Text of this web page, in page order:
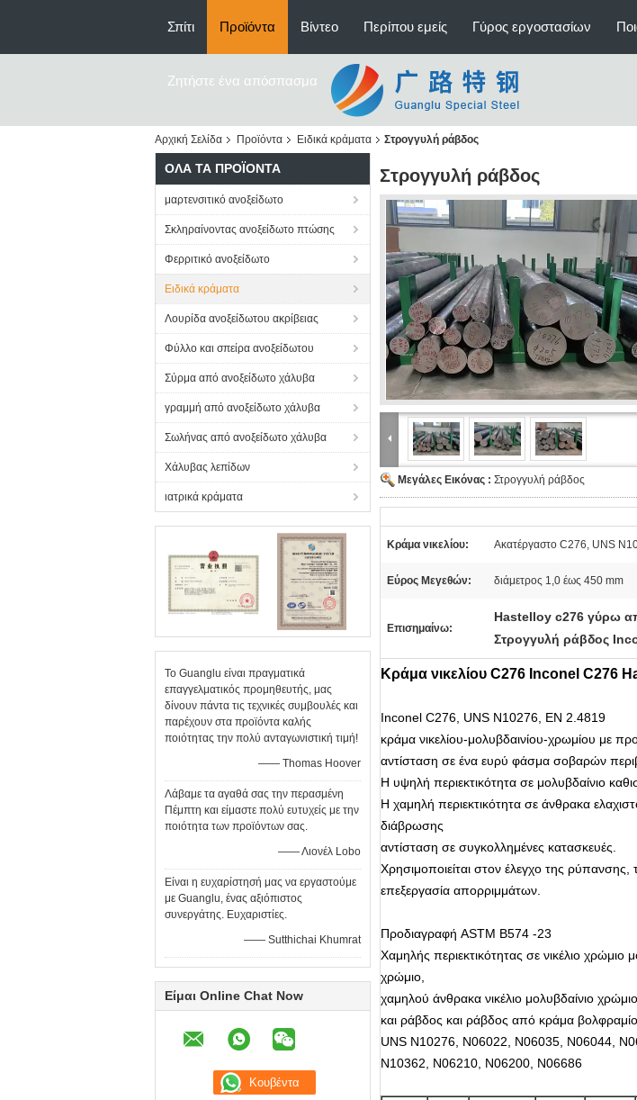
Σπίτι Προϊόντα Βίντεο Περίπου εμείς Γύρος εργοστασίων
Ζητήστε ένα απόσπασμα
Αρχική Σελίδα Προϊόντα Ειδικά κράματα Στρογγυλή ράβδος
ΌΛΑ ΤΑ ΠΡΟΪΌΝΤΑ
μαρτενσιτικό ανοξείδωτο
Σκληραίνοντας ανοξείδωτο πτώσης
Φερριτικό ανοξείδωτο
Ειδικά κράματα
Λουρίδα ανοξείδωτου ακρίβειας
Φύλλο και σπείρα ανοξείδωτου
Σύρμα από ανοξείδωτο χάλυβα
γραμμή από ανοξείδωτο χάλυβα
Σωλήνας από ανοξείδωτο χάλυβα
Χάλυβας λεπίδων
ιατρικά κράματα
Το Guanglu είναι πραγματικά
επαγγελματικός προμηθευτής, μας
δίνουν πάντα τις τεχνικές συμβουλές και
παρέχουν στα προϊόντα καλής
ποιότητας την πολύ ανταγωνιστική τιμή!
—— Thomas Hoover
Λάβαμε τα αγαθά σας την περασμένη
Πέμπτη και είμαστε πολύ ευτυχείς με την
ποιότητα των προϊόντων σας.
—— Λιονέλ Lobo
Είναι η ευχαρίστησή μας να εργαστούμε
με Guanglu, ένας αξιόπιστος
συνεργάτης. Ευχαριστίες.
—— Sutthichai Khumrat
Είμαι Online Chat Now
Στρογγυλή ράβδος
Μεγάλες Εικόνας : Στρογγυλή ράβδος
Κράμα νικελίου: Ακατέργαστο C276, UNS
Εύρος Μεγεθών: διάμετρος 1,0 έως 450 mm
Επισημαίνω:
Hastelloy c276 γύρω
Στρογγυλή ράβδος
Κράμα νικελίου C276 Inconel C276
Inconel C276, UNS N10276, EN 2.4819
κράμα νικελίου-μολυβδαινίου-χρωμίου με
αντίσταση σε ένα ευρύ φάσμα σοβαρών
Η υψηλή περιεκτικότητα σε μολυβδαίνιο
Η χαμηλή περιεκτικότητα σε άνθρακα
διάβρωσης
αντίσταση σε συγκολλημένες κατασκευές.
Χρησιμοποιείται στον έλεγχο της
επεξεργασία απορριμμάτων.
Προδιαγραφή ASTM B574 -23
Χαμηλής περιεκτικότητας σε νικέλιο χρώμιο
χρώμιο,
χαμηλού άνθρακα νικέλιο μολυβδαίνιο
και ράβδος και ράβδος από κράμα
UNS N10276, N06022, N06035, N06044,
N10362, N06210, N06200, N06686